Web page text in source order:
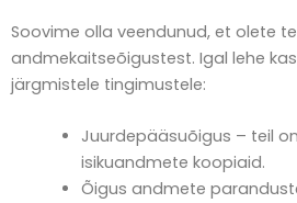
Soovime olla veendunud, et olete
andmekaitseõigustest. Igal lehe
järgmistele tingimustele:
Juurdepääsuõigus – teil
isikuandmete koopiaid.
Õigus andmete